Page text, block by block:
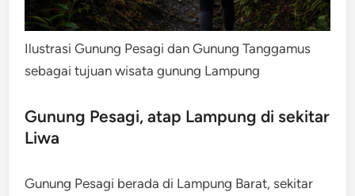
Ilustrasi Gunung Pesagi dan Gunung Tanggamus
sebagai tujuan wisata gunung Lampung
Gunung Pesagi, atap Lampung di sekitar
Liwa
Gunung Pesagi berada di Lampung Barat, sekitar